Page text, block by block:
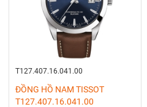
T127.407.16.041.00
ĐỒNG HỒ NAM TISSOT
T127.407.16.041.00